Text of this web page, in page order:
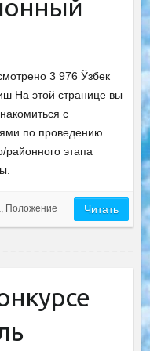
3 976 Ўзбек
На этой странице вы
с
по проведению
районного этапа
, Положение Читать